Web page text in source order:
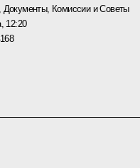
Документы, Комиссии и Советы
12:20